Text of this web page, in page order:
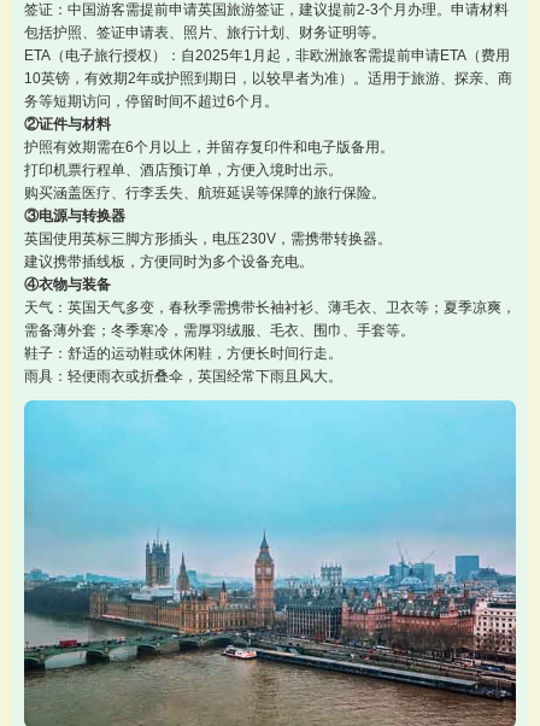
签证：中国游客需提前申请英国旅游签证，建议提前2-3个月办理。申请材料
包括护照、签证申请表、照片、旅行计划、财务证明等。
ETA（电子旅行授权）：自2025年1月起，非欧洲旅客需提前申请ETA（费用
10英镑，有效期2年或护照到期日，以较早者为准）。适用于旅游、探亲、商
务等短期访问，停留时间不超过6个月。
②证件与材料
护照有效期需在6个月以上，并留存复印件和电子版备用。
打印机票行程单、酒店预订单，方便入境时出示。
购买涵盖医疗、行李丢失、航班延误等保障的旅行保险。
③电源与转换器
英国使用英标三脚方形插头，电压230V，需携带转换器。
建议携带插线板，方便同时为多个设备充电。
④衣物与装备
天气：英国天气多变，春秋季需携带长袖衬衫、薄毛衣、卫衣等；夏季凉爽，
需备薄外套；冬季寒冷，需厚羽绒服、毛衣、围巾、手套等。
鞋子：舒适的运动鞋或休闲鞋，方便长时间行走。
雨具：轻便雨衣或折叠伞，英国经常下雨且风大。